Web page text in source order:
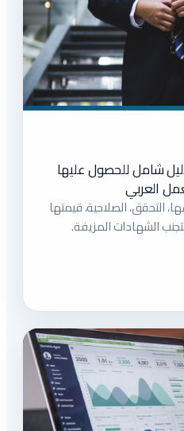
شامل للحصول عليها
العربي
التحقق، الصلاحية، قيمتها
الشهادات المزيفة.